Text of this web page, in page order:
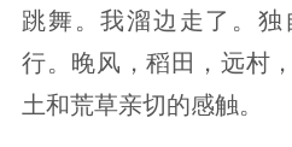
跳舞。我溜边走了。
行。晚风，稻田，远村
土和荒草亲切的感触。